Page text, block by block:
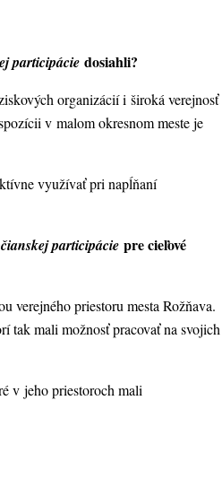
participácie dosiahli?
organizácií i široká verejnosť
v malom okresnom meste je
využívať pri napĺňaní
participácie pre cieľové
verejného priestoru mesta Rožňava.
tak mali možnosť pracovať na svojich
v jeho priestoroch mali